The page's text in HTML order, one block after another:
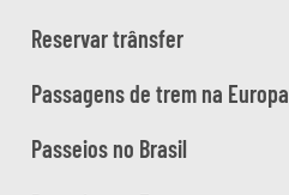
Reservar trânsfer
Passagens de trem na Europa
Passeios no Brasil